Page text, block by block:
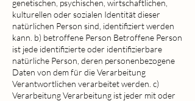
genetischen, psychischen, wirtschaftlichen,
kulturellen oder sozialen Identität dieser
natürlichen Person sind, identifiziert werden
kann. b) betroffene Person Betroffene Person
ist jede identifizierte oder identifizierbare
natürliche Person, deren personenbezogene
Daten von dem für die Verarbeitung
Verantwortlichen verarbeitet werden. c)
Verarbeitung Verarbeitung ist jeder mit oder